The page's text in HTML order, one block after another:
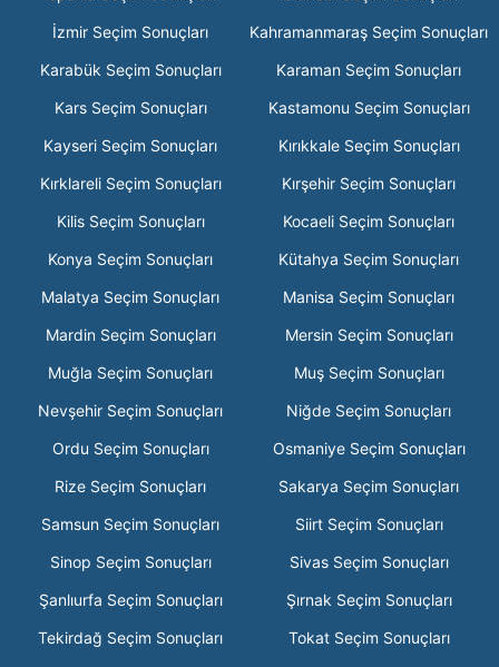
İzmir Seçim Sonuçları
Kahramanmaraş Seçim Sonuçları
Karabük Seçim Sonuçları
Karaman Seçim Sonuçları
Kars Seçim Sonuçları
Kastamonu Seçim Sonuçları
Kayseri Seçim Sonuçları
Kırıkkale Seçim Sonuçları
Kırklareli Seçim Sonuçları
Kırşehir Seçim Sonuçları
Kilis Seçim Sonuçları
Kocaeli Seçim Sonuçları
Konya Seçim Sonuçları
Kütahya Seçim Sonuçları
Malatya Seçim Sonuçları
Manisa Seçim Sonuçları
Mardin Seçim Sonuçları
Mersin Seçim Sonuçları
Muğla Seçim Sonuçları
Muş Seçim Sonuçları
Nevşehir Seçim Sonuçları
Niğde Seçim Sonuçları
Ordu Seçim Sonuçları
Osmaniye Seçim Sonuçları
Rize Seçim Sonuçları
Sakarya Seçim Sonuçları
Samsun Seçim Sonuçları
Siirt Seçim Sonuçları
Sinop Seçim Sonuçları
Sivas Seçim Sonuçları
Şanlıurfa Seçim Sonuçları
Şırnak Seçim Sonuçları
Tekirdağ Seçim Sonuçları
Tokat Seçim Sonuçları